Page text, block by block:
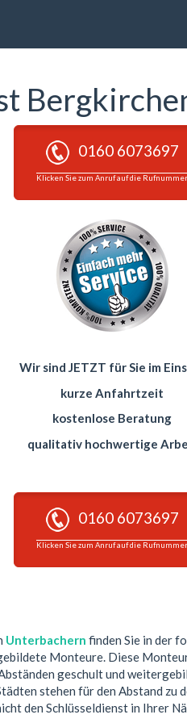
0160 6073697
Klicken Sie zum Anruf auf die Rufnummer
Wir sind JETZT für Sie im
kurze Anfahrtzeit
kostenlose Beratung
qualitativ hochwertige
0160 6073697
Klicken Sie zum Anruf auf die Rufnummer
Unterbachern finden Sie in der
Monteure. Diese
geschult und
stehen für den Abstand zu
den Schlüsseldienst in Ihrer